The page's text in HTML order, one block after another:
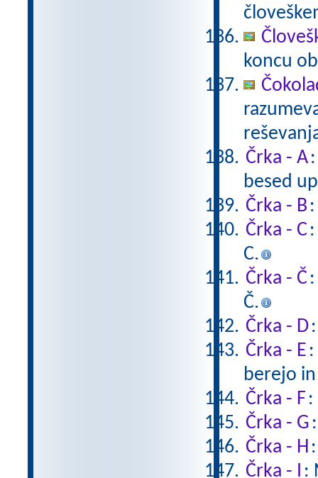
koncu
Črka - A
besed
Črka - B
Črka - C
C.
Črka - Č
Č.
Črka - D
Črka - E
berejo
Črka - F :
Črka - G
Črka - H
Črka - I :